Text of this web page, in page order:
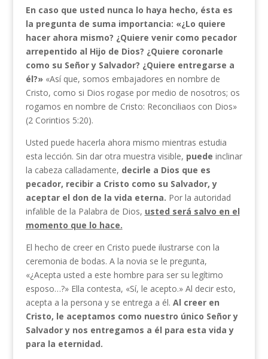
En caso que usted nunca lo haya hecho, ésta es
la pregunta de suma importancia: «¿Lo quiere
hacer ahora mismo? ¿Quiere venir como pecador
arrepentido al Hijo de Dios? ¿Quiere coronarle
como su Señor y Salvador? ¿Quiere entregarse a
él?»«Así que, somos embajadores en nombre de
Cristo, como si Dios rogase por medio de nosotros; os
rogamos en nombre de Cristo: Reconciliaos con Dios»
(2 Corintios 5:20).
Usted puede hacerla ahora mismo mientras estudia
esta lección. Sin dar otra muestra visible, puede inclinar
la cabeza calladamente, decirle a Dios que es
pecador, recibir a Cristo como su Salvador, y
aceptar el don de la vida eterna. Por la autoridad
infalible de la Palabra de Dios, usted será salvo en el
momento que lo hace.
El hecho de creer en Cristo puede ilustrarse con la
ceremonia de bodas. A la novia se le pregunta,
«¿Acepta usted a este hombre para ser su legítimo
esposo…?» Ella contesta, «Sí, le acepto.» Al decir esto,
acepta a la persona y se entrega a él. Al creer en
Cristo, le aceptamos como nuestro único Señor y
Salvador y nos entregamos a él para esta vida y
para la eternidad.